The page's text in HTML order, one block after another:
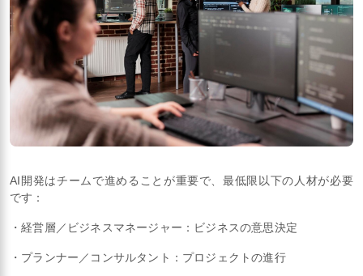
AI開発はチームで進めることが重要で、最低限以下の人材が必要
です：
・経営層／ビジネスマネージャー：ビジネスの意思決定
・プランナー／コンサルタント：プロジェクトの進行